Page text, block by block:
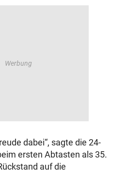
dabei“, sagte die 24-
ersten Abtasten als 35.
auf die